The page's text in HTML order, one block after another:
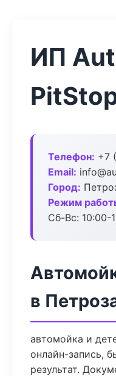
ИП
Телефон: +7
Email:
Город:
Режим
Сб-Вс: 10:00-
в
автомойка и
онлайн-запись,
результат.